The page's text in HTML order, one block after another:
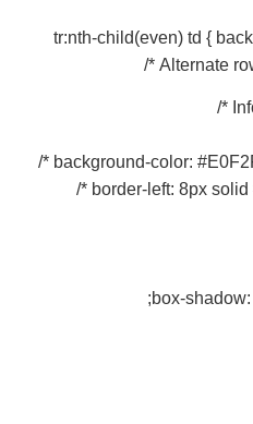
tr:nth-child(even) td {
Alternate
background-color:
border-left: 8px solid
box-